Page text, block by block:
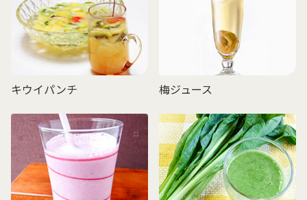
キウイパンチ 梅ジュース